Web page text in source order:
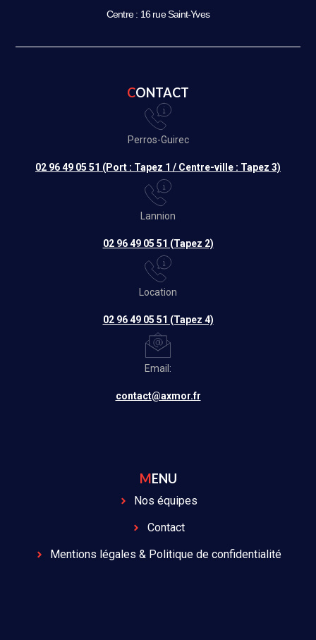
Centre : 16 rue Saint-Yves
CONTACT
Perros-Guirec
02 96 49 05 51 (Port : Tapez 1 / Centre-ville : Tapez 3)
Lannion
02 96 49 05 51 (Tapez 2)
Location
02 96 49 05 51 (Tapez 4)
Email:
contact@axmor.fr
MENU
Nos équipes
Contact
Mentions légales & Politique de confidentialité